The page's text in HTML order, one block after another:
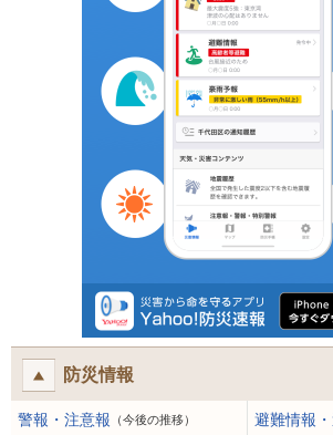
防災情報
警報・注意報 （今後の推移） 避難情報